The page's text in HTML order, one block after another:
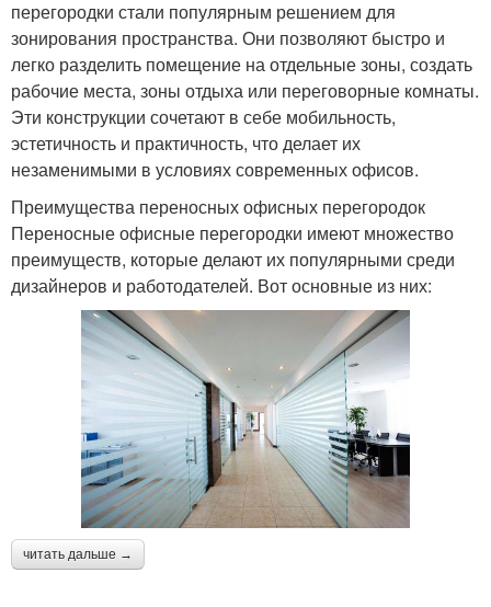
перегородки стали популярным решением для
зонирования пространства. Они позволяют быстро и
легко разделить помещение на отдельные зоны, создать
рабочие места, зоны отдыха или переговорные комнаты.
Эти конструкции сочетают в себе мобильность,
эстетичность и практичность, что делает их
незаменимыми в условиях современных офисов.
Преимущества переносных офисных перегородок
Переносные офисные перегородки имеют множество
преимуществ, которые делают их популярными среди
дизайнеров и работодателей. Вот основные из них:
читать дальше →